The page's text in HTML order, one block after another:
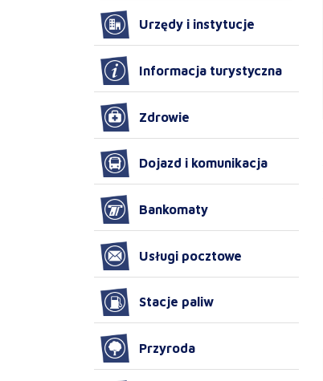
Urzędy i instytucje
Informacja turystyczna
Zdrowie
Dojazd i komunikacja
Bankomaty
Usługi pocztowe
Stacje paliw
Przyroda